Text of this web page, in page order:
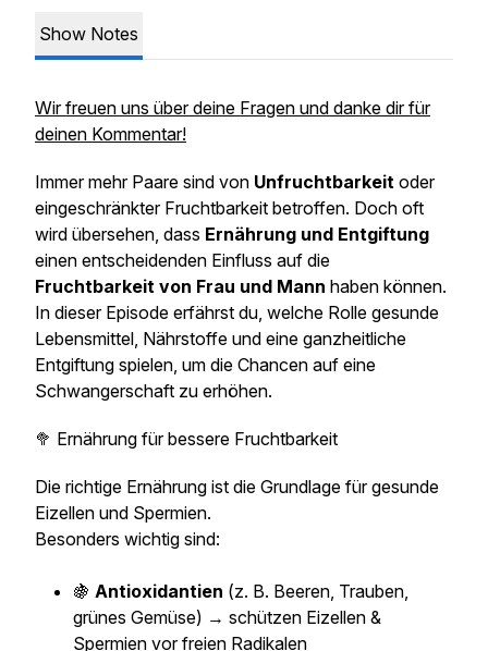
Show Notes
Wir freuen uns über deine Fragen und danke dir für
deinen Kommentar!
Immer mehr Paare sind von Unfruchtbarkeit oder
eingeschränkter Fruchtbarkeit betroffen. Doch oft
wird übersehen, dass Ernährung und Entgiftung
einen entscheidenden Einfluss auf die
Fruchtbarkeit von Frau und Mann haben können.
In dieser Episode erfährst du, welche Rolle gesunde
Lebensmittel, Nährstoffe und eine ganzheitliche
Entgiftung spielen, um die Chancen auf eine
Schwangerschaft zu erhöhen.
🥦 Ernährung für bessere Fruchtbarkeit
Die richtige Ernährung ist die Grundlage für gesunde
Eizellen und Spermien.
Besonders wichtig sind:
🍇 Antioxidantien (z. B. Beeren, Trauben,
grünes Gemüse) → schützen Eizellen &
Spermien vor freien Radikalen